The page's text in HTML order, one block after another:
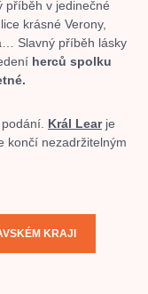
příběh v jedinečné
krásné Verony,
Slavný příběh lásky
herců spolku
Král Lear je
končí nezadržitelným
KRAJI